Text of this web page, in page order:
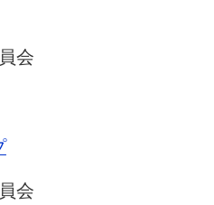
会
会